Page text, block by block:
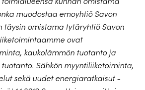
muodostaa emoyhtiö Savon
täysin omistama tytäryhtiö Savon
ovat
kaukolämmön tuotanto ja
Sähkön myyntiliiketoiminta,
sekä uudet energiaratkaisut -